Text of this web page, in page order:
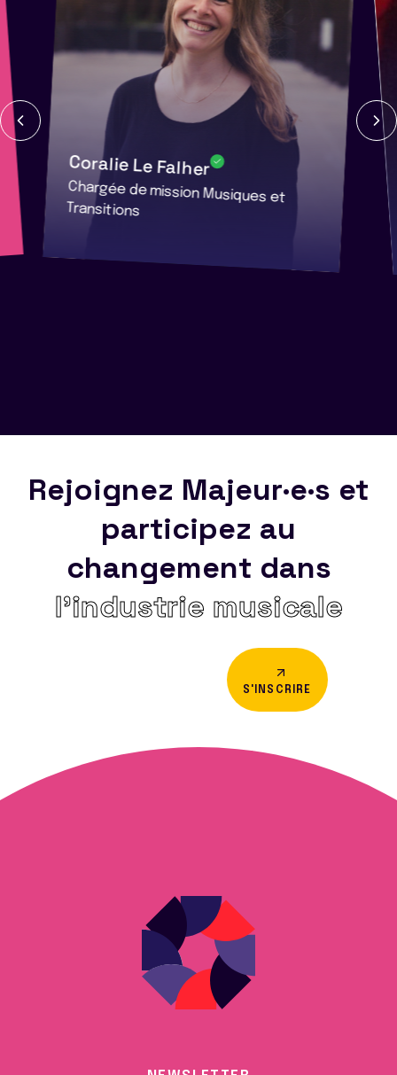
Coralie Le Falher
Chargée de mission Musiques et
Transitions
Rejoignez Majeur·e·s et
participez au
changement dans
l’industrie musicale
S'INSCRIRE